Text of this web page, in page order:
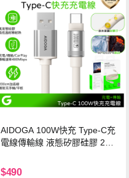
AIDOGA 100W快充 Type-C充
電線傳輸線 液態矽膠硅膠 2M
$490